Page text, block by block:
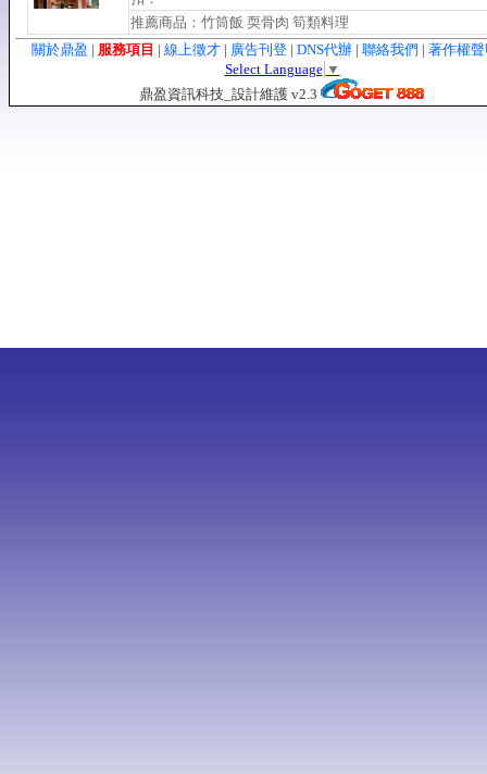
推薦商品：竹筒飯 耎骨肉 筍類料理
關於鼎盈 | 服務項目 | 線上徵才 | 廣告刊登 | DNS代辦 | 聯絡我們 | 著作
Select Language ▼
鼎盈資訊科技_設計維護 v2.3